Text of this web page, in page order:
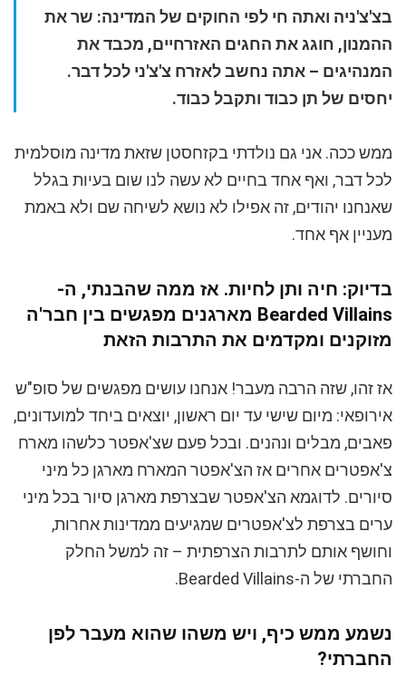
בצ'צ'ניה ואתה חי לפי החוקים של המדינה: שר את
ההמנון, חוגג את החגים האזרחיים, מכבד את
המנהיגים – אתה נחשב לאזרח צ'צ'ני לכל דבר.
יחסים של תן כבוד ותקבל כבוד.
ממש ככה. אני גם נולדתי בקזחסטן שזאת מדינה מוסלמית
לכל דבר, ואף אחד בחיים לא עשה לנו שום בעיות בגלל
שאנחנו יהודים, זה אפילו לא נושא לשיחה שם ולא באמת
מעניין אף אחד.
בדיוק: חיה ותן לחיות. אז ממה שהבנתי, ה-
Bearded Villains מארגנים מפגשים בין חבר'ה
מזוקנים ומקדמים את התרבות הזאת
אז זהו, שזה הרבה מעבר! אנחנו עושים מפגשים של סופ"ש
אירופאי: מיום שישי עד יום ראשון, יוצאים ביחד למועדונים,
פאבים, מבלים ונהנים. ובכל פעם שצ'אפטר כלשהו מארח
צ'אפטרים אחרים אז הצ'אפטר המארח מארגן כל מיני
סיורים. לדוגמא הצ'אפטר שבצרפת מארגן סיור בכל מיני
ערים בצרפת לצ'אפטרים שמגיעים ממדינות אחרות,
וחושף אותם לתרבות הצרפתית – זה למשל החלק
החברתי של ה-Bearded Villains.
נשמע ממש כיף, ויש משהו שהוא מעבר לפן
החברתי?